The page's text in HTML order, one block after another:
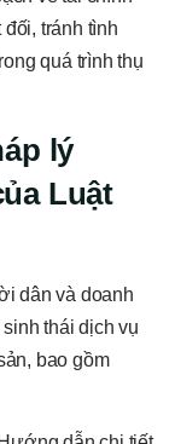
tránh tình
quá trình thụ
lý
Luật
dân và doanh
thái dịch vụ
bao gồm